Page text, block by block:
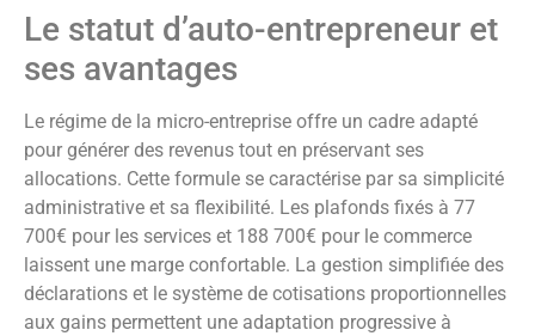
Le statut d’auto-entrepreneur et
ses avantages
Le régime de la micro-entreprise offre un cadre adapté
pour générer des revenus tout en préservant ses
allocations. Cette formule se caractérise par sa simplicité
administrative et sa flexibilité. Les plafonds fixés à 77
700€ pour les services et 188 700€ pour le commerce
laissent une marge confortable. La gestion simplifiée des
déclarations et le système de cotisations proportionnelles
aux gains permettent une adaptation progressive à